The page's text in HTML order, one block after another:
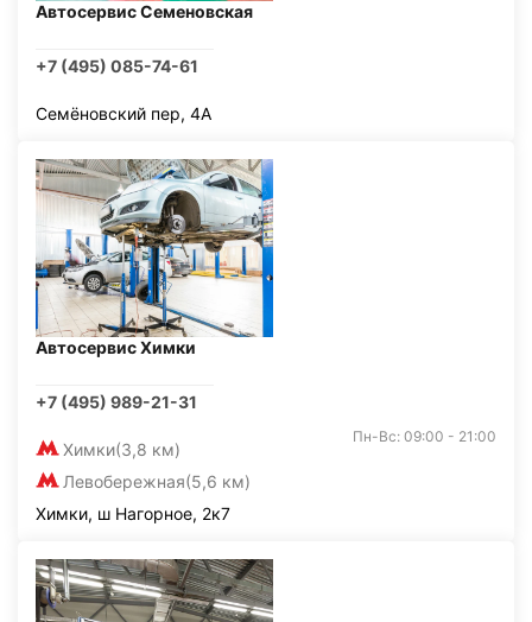
Автосервис Семеновская
+7 (495) 085-74-61
Семёновский пер, 4А
Автосервис Химки
+7 (495) 989-21-31
Химки(3,8 км)
Левобережная(5,6 км)
Пн-Вс: 09:00 - 21:00
Химки, ш Нагорное, 2к7